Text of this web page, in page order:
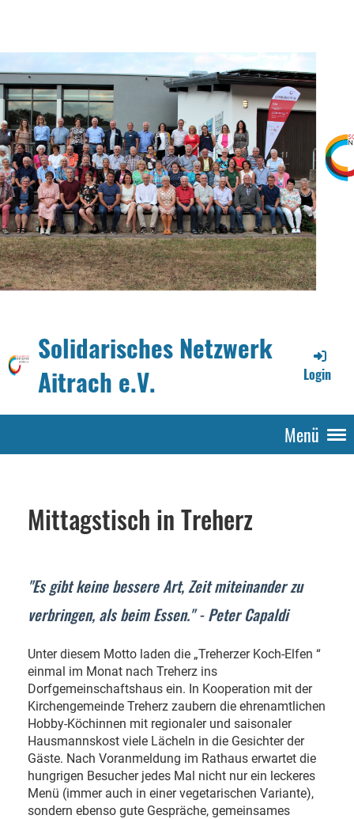
Solidarisches Netzwerk
Aitrach e.V.
Login
Menü
Mittagstisch in Treherz
"Es gibt keine bessere Art, Zeit miteinander zu
verbringen, als beim Essen." - Peter Capaldi
Unter diesem Motto laden die „Treherzer Koch-Elfen “
einmal im Monat nach Treherz ins
Dorfgemeinschaftshaus ein. In Kooperation mit der
Kirchengemeinde Treherz zaubern die ehrenamtlichen
Hobby-Köchinnen mit regionaler und saisonaler
Hausmannskost viele Lächeln in die Gesichter der
Gäste. Nach Voranmeldung im Rathaus erwartet die
hungrigen Besucher jedes Mal nicht nur ein leckeres
Menü (immer auch in einer vegetarischen Variante),
sondern ebenso gute Gespräche, gemeinsames